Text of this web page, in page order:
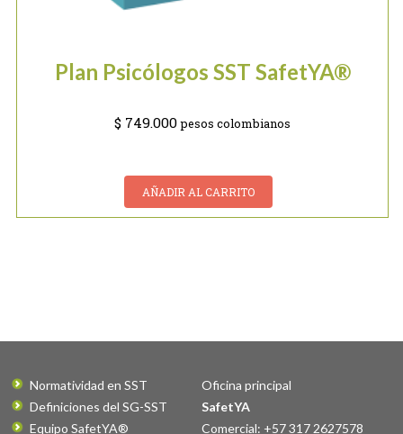
Plan Psicólogos SST SafetYA®
$ 749.000 pesos colombianos
AÑADIR AL CARRITO
Normatividad en SST
Definiciones del SG-SST
Equipo SafetYA®
Oficina principal
SafetYA
Comercial: +57 317 2627578